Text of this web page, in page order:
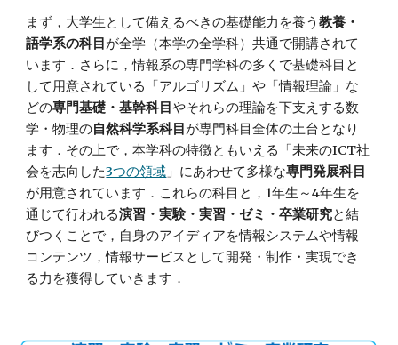
まず，大学生として備えるべきの基礎能力を養う教養・
語学系の科目 が全学（本学の全学科）共通で開講されて
います．さらに，情報系の専門学科の多くで基礎科目と
して用意されている「アルゴリズム」や「情報理論」な
どの専門基礎・基幹科目やそれらの理論を下支えする数
学・物理の自然科学系科目 が専門科目全体の土台となり
ます．その上で，本学科の特徴ともいえる「未来のICT社
会を志向した3つの領域 」にあわせて多様な専門発展科目
が用意されています．これらの科目と，1年生～4年生を
通じて行われる演習・実験・実習・ゼミ・卒業研究と結
びつくことで，自身のアイディアを情報システムや情報
コンテンツ，情報サービスとして開発・制作・実現でき
る力を獲得していきます．